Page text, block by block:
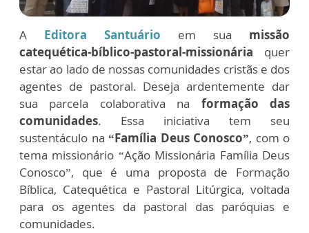
A Editora Santuário em sua missão
catequética-bíblico-pastoral-missionária quer
estar ao lado de nossas comunidades cristãs e dos
agentes de pastoral. Deseja ardentemente dar
sua parcela colaborativa na formação das
comunidades. Essa iniciativa tem seu
sustentáculo na “Família Deus Conosco”, com o
tema missionário “Ação Missionária Família Deus
Conosco”, que é uma proposta de Formação
Bíblica, Catequética e Pastoral Litúrgica, voltada
para os agentes da pastoral das paróquias e
comunidades.